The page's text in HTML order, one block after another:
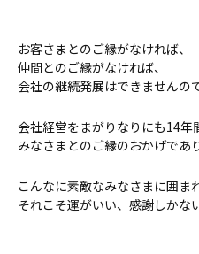
お客さまとのご縁がなければ、
仲間とのご縁がなければ、
会社の継続発展はできませんので
会社経営をまがりなりにも14年
みなさまとのご縁のおかげであり
こんなに素敵なみなさまに囲ま
それこそ運がいい、感謝しかな